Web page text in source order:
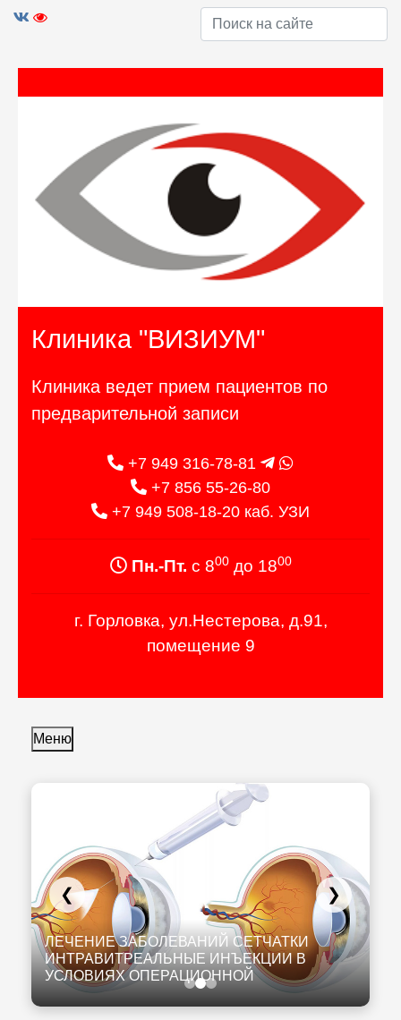
Клиника "ВИЗИУМ"
Клиника ведет прием пациентов по
предварительной записи
+7 949 316-78-81
+7 856 55-26-80
+7 949 508-18-20 каб. УЗИ
Пн.-Пт. с 800до 1800
г. Горловка, ул.Нестерова, д.91,
помещение 9
Меню
ЛЕЧЕНИЕ ЗАБОЛЕВАНИЙ СЕТЧАТКИ
ИНТРАВИТРЕАЛЬНЫЕ ИНЪЕКЦИИ В
УСЛОВИЯХ ОПЕРАЦИОННОЙ
❮ ❯